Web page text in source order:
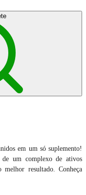
em um só suplemento!
um complexo de ativos
melhor resultado. Conheça